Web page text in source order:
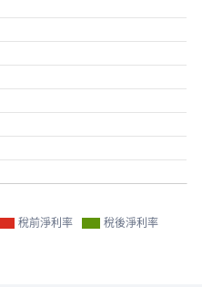
稅前淨利率 稅後淨利率